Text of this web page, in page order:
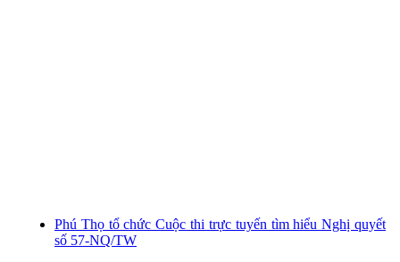
Phú Thọ tổ chức Cuộc thi trực tuyến tìm hiểu Nghị quyết
số 57-NQ/TW